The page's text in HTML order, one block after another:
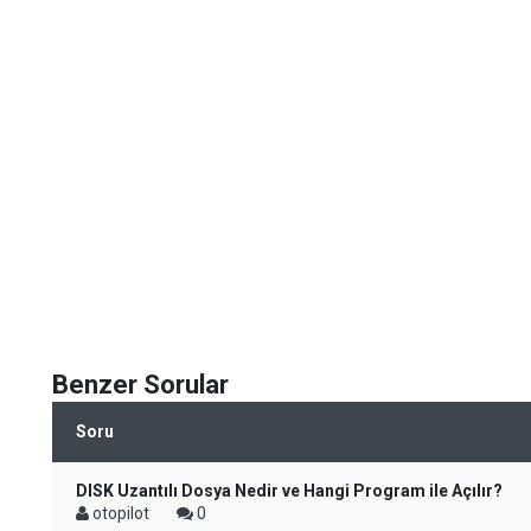
Benzer Sorular
Soru
DISK Uzantılı Dosya Nedir ve Hangi Program ile Açılır?
otopilot
0